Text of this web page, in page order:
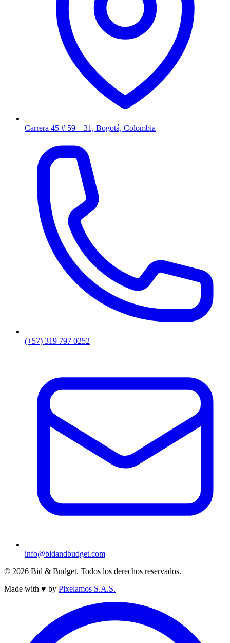
Carrera 45 # 59 – 31, Bogotá, Colombia
(+57) 319 797 0252
info@bidandbudget.com
© 2026 Bid & Budget. Todos los derechos reservados.
Made with ♥ by Pixelamos S.A.S.